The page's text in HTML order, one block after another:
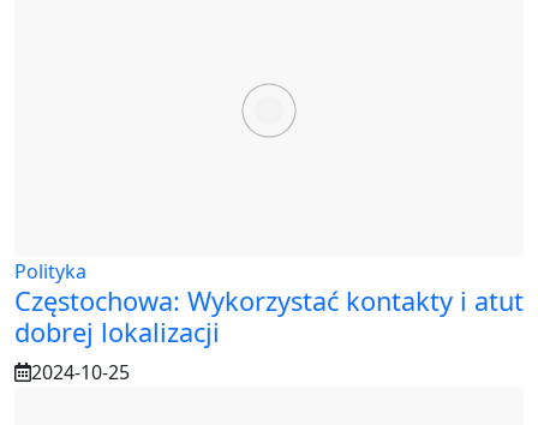
Polityka
Częstochowa: Wykorzystać kontakty i atut
dobrej lokalizacji
2024-10-25